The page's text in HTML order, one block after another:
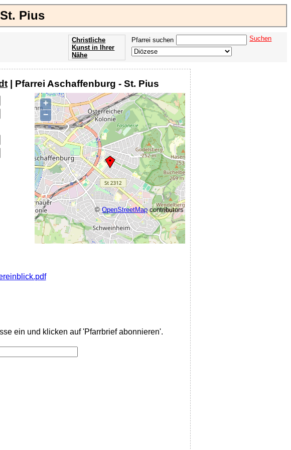
Pius
Pfarrei suchen Suchen
Christliche
Kunst in Ihrer
Nähe
| Pfarrei Aschaffenburg - St. Pius
+
−
©OpenStreetMapcontributors
ein und klicken auf 'Pfarrbrief abonnieren'.